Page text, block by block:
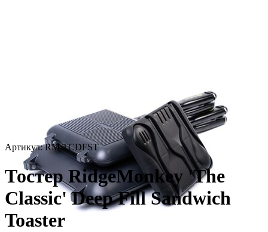
Артикул: RM TCDFST
Тостер RidgeMonkey 'The
Classic' Deep Fill Sandwich
Toaster